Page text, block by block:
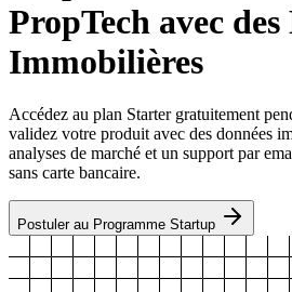
PropTech avec des
Immobilières
Accédez au plan Starter gratuitement
validez votre produit avec des données
analyses de marché et un support par
sans carte bancaire.
Postuler au Programme Startup